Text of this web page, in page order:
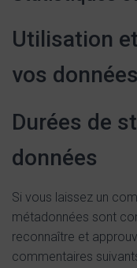
Utilisation
vos
Durées de
données
Si vous laissez un
métadonnées sont
reconnaître et
commentaires